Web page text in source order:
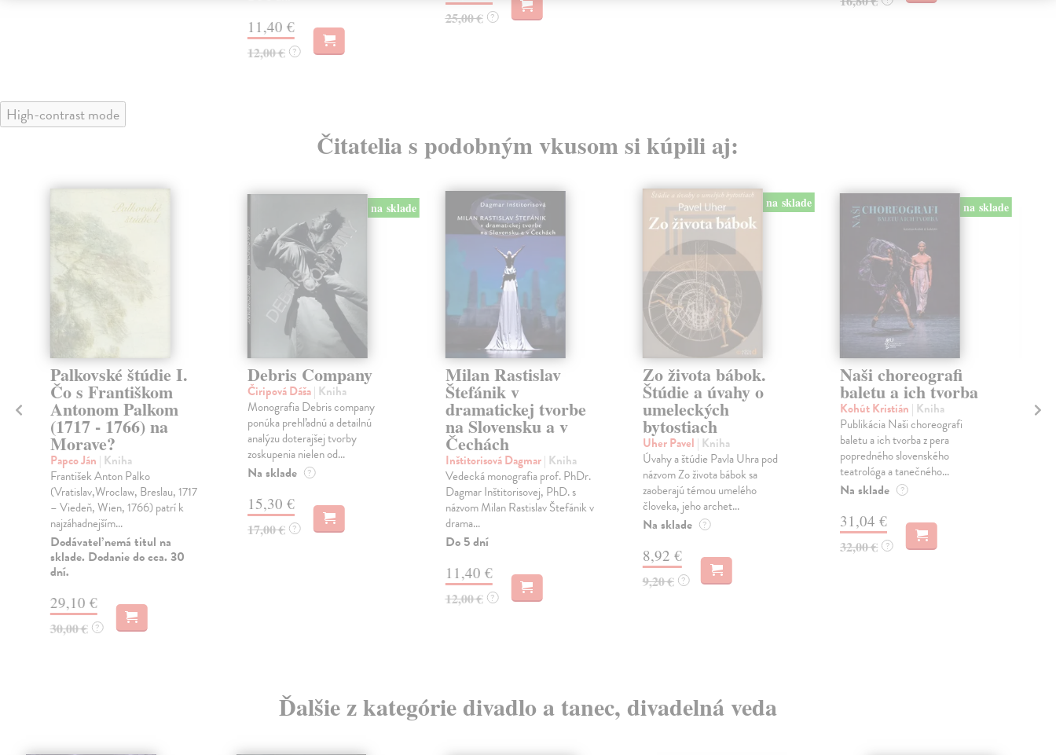
11,40 €
12,00 € ?
25,00 € ?
High-contrast mode
Čitatelia s podobným vkusom si kúpili aj:
Palkovské štúdie I.
Čo s Františkom
Antonom Palkom
(1717 - 1766) na
Morave?
Papco Ján | Kniha
František Anton Palko
(Vratislav,Wroclaw, Breslau, 1717
– Viedeň, Wien, 1766) patrí k
najzáhadnejším...
Dodávateľ nemá titul na
sklade. Dodanie do cca. 30
dní.
29,10 €
30,00 € ?
na sklade
Debris Company
Čiripová Dáša| Kniha
Monografia Debris company
ponúka prehľadnú a detailnú
analýzu doterajšej tvorby
zoskupenia nielen od...
Na sklade ?
15,30 €
17,00 € ?
Milan Rastislav
Štefánik v
dramatickej tvorbe
na Slovensku a v
Čechách
Inštitorisová Dagmar| Kniha
Vedecká monografia prof. PhDr.
Dagmar Inštitorisovej, PhD. s
názvom Milan Rastislav Štefánik v
drama...
Do 5 dní
11,40 €
12,00 € ?
na sklade
Zo života bábok.
Štúdie a úvahy o
umeleckých
bytostiach
Uher Pavel | Kniha
Úvahy a štúdie Pavla Uhra pod
názvom Zo života bábok sa
zaoberajú témou umelého
človeka, jeho archet...
Na sklade ?
8,92 €
9,20 € ?
na sklade
Naši choreografi
baletu a ich tvorba
Kohút Kristián | Kniha
Publikácia Naši choreografi
baletu a ich tvorba z pera
popredného slovenského
teatrológa a tanečného...
Na sklade ?
31,04 €
32,00 € ?
Ďalšie z kategórie divadlo a tanec, divadelná veda